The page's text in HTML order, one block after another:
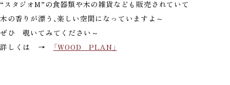
“スタジオM”の食器類や木の雑貨なども販売されていて
木の香りが漂う、楽しい空間になっていますよ～
ぜひ 覗いてみてください～
詳しくは →
「WOOD PLAN」